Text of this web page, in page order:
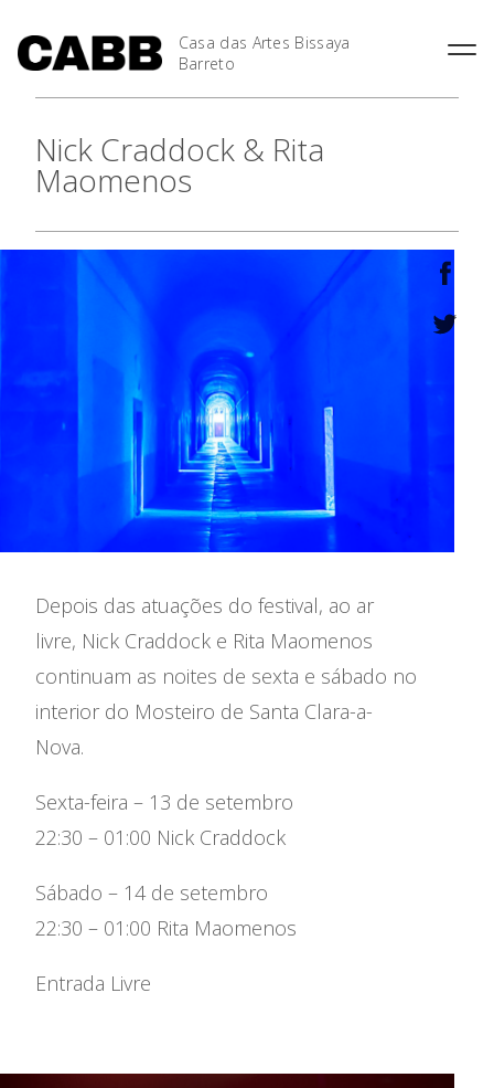
Casa das Artes Bissaya
Barreto
As Casas
Agenda
Exposições
Festival Les Siestes
A Casa das Artes em 2025
Residências Artísticas
Nick Craddock & Rita
Maomenos
Depois das atuações do festival, ao ar
livre, Nick Craddock e Rita Maomenos
continuam as noites de sexta e sábado no
interior do Mosteiro de Santa Clara-a-
Nova.
Sexta-feira – 13 de setembro
22:30 – 01:00 Nick Craddock
Sábado – 14 de setembro
22:30 – 01:00 Rita Maomenos
Entrada Livre